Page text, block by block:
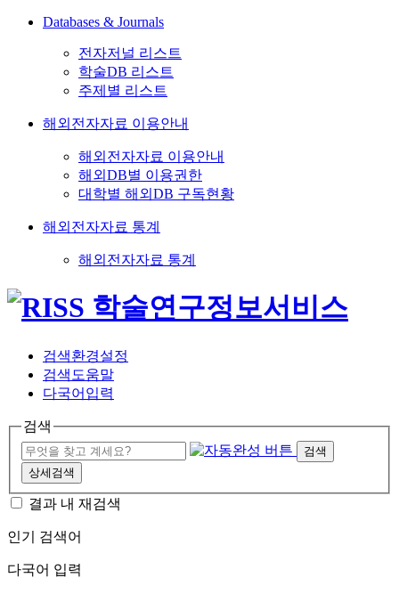
Databases & Journals
전자저널 리스트
학술DB 리스트
주제별 리스트
해외전자자료 이용안내
해외전자자료 이용안내
해외DB별 이용권한
대학별 해외DB 구독현황
해외전자자료 통계
해외전자자료 통계
검색환경설정
검색도움말
다국어입력
검색
검색
상세검색
결과 내 재검색
인기 검색어
다국어 입력